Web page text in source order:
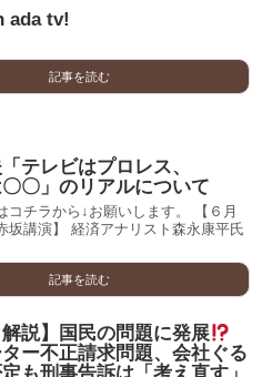
ada tv!
記事を読む
テレビはプロレス、
〇」のリアルについて
コチラから↓お願いします。 【６月
坂講演】 経済アナリスト森永康平氏
記事を読む
解説】国民の問題に発展
ー不正請求問題、会社ぐる